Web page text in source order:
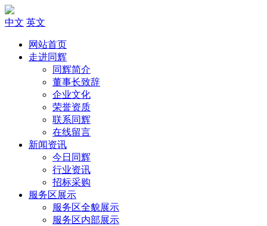
中文 英文
网站首页
走进同辉
同辉简介
董事长致辞
企业文化
荣誉资质
联系同辉
在线留言
新闻资讯
今日同辉
行业资讯
招标采购
服务区展示
服务区全貌展示
服务区内部展示